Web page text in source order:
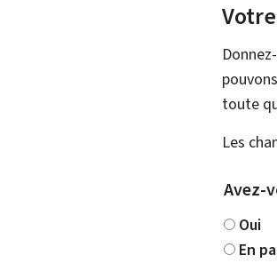
toute
Les
Avez-
Oui
En